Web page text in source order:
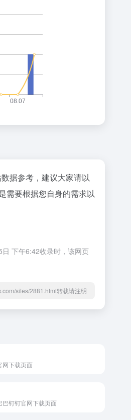
据参考，建议大家请以
需要根据您自身的需求以
下午6:42收录时，该网页
sites/2881.html转载请注明
网下载页面
巴钉钉官网下载页面